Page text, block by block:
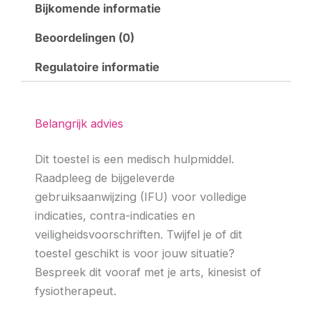
Bijkomende informatie
Beoordelingen (0)
Regulatoire informatie
Belangrijk advies
Dit toestel is een medisch hulpmiddel.
Raadpleeg de bijgeleverde
gebruiksaanwijzing (IFU) voor volledige
indicaties, contra-indicaties en
veiligheidsvoorschriften. Twijfel je of dit
toestel geschikt is voor jouw situatie?
Bespreek dit vooraf met je arts, kinesist of
fysiotherapeut.